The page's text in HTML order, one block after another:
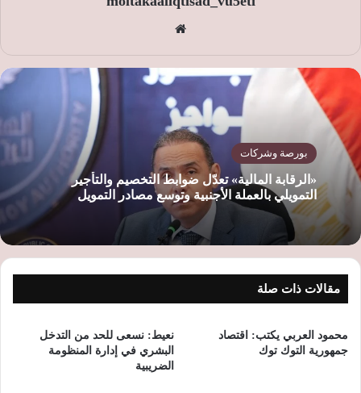
الوي
ب
بورصة وشركات
«الرقابة المالية» تعدّل ضوابط التخصيم والتأجير
التمويلي بالعملة الأجنبية وتوسع مصادر التمويل
مقالات ذات صلة
محمود العربي يكتب: اقتصاد
جمهورية التوك توك
نعيط: نسعى للحد من التدخل
البشري في إدارة المنظومة
الضريبية